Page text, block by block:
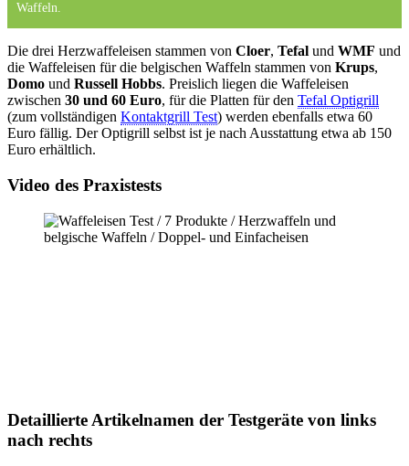
Waffeln.
Die drei Herzwaffeleisen stammen von Cloer, Tefal und WMF und
die Waffeleisen für die belgischen Waffeln stammen von Krups,
Domo und Russell Hobbs. Preislich liegen die Waffeleisen
zwischen 30 und 60 Euro, für die Platten für den Tefal Optigrill
(zum vollständigen Kontaktgrill Test) werden ebenfalls etwa 60
Euro fällig. Der Optigrill selbst ist je nach Ausstattung etwa ab 150
Euro erhältlich.
Video des Praxistests
Detaillierte Artikelnamen der Testgeräte von links
nach rechts